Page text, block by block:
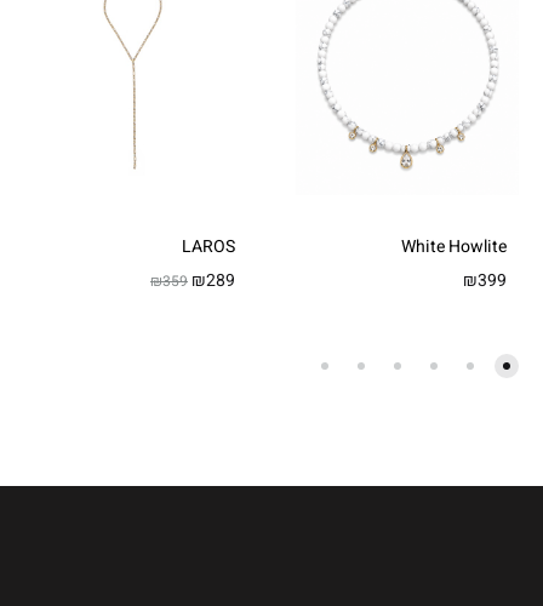
White Howlite
₪399
LAROS
₪289
₪359